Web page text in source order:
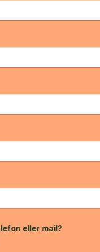
eller mail?